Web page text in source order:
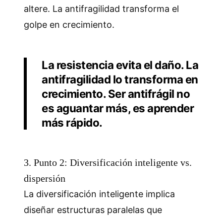
altere. La antifragilidad transforma el
golpe en crecimiento.
La resistencia evita el daño. La
antifragilidad lo transforma en
crecimiento. Ser antifrágil no
es aguantar más, es aprender
más rápido.
3. Punto 2: Diversificación inteligente vs.
dispersión
La diversificación inteligente implica
diseñar estructuras paralelas que